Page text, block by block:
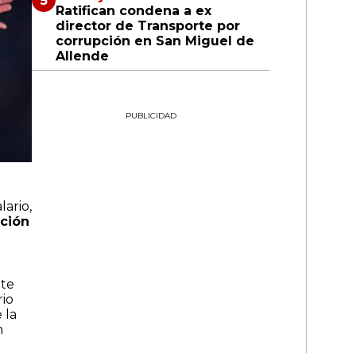
la
Ratifican condena a ex
director de Transporte por
corrupción en San Miguel de
Allende
PUBLICIDAD